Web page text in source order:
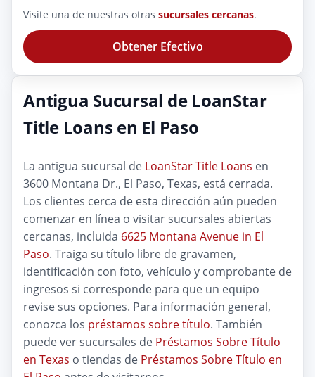
Visite una de nuestras otras sucursales cercanas.
Obtener Efectivo
Antigua Sucursal de LoanStar
Title Loans en El Paso
La antigua sucursal de LoanStar Title Loans en
3600 Montana Dr., El Paso, Texas, está cerrada.
Los clientes cerca de esta dirección aún pueden
comenzar en línea o visitar sucursales abiertas
cercanas, incluida 6625 Montana Avenue in El
Paso. Traiga su título libre de gravamen,
identificación con foto, vehículo y comprobante de
ingresos si corresponde para que un equipo
revise sus opciones. Para información general,
conozca los préstamos sobre título. También
puede ver sucursales de Préstamos Sobre Título
en Texas o tiendas de Préstamos Sobre Título en